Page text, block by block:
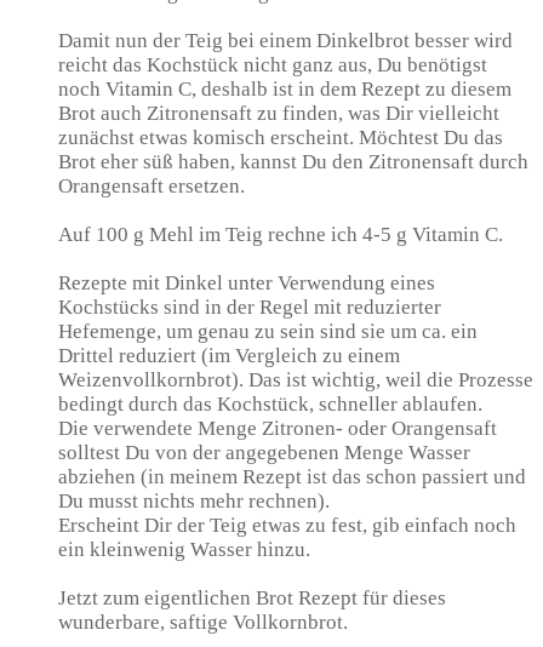
Damit nun der Teig bei einem Dinkelbrot besser wird
reicht das Kochstück nicht ganz aus, Du benötigst
noch Vitamin C, deshalb ist in dem Rezept zu diesem
Brot auch Zitronensaft zu finden, was Dir vielleicht
zunächst etwas komisch erscheint. Möchtest Du das
Brot eher süß haben, kannst Du den Zitronensaft durch
Orangensaft ersetzen.
Auf 100 g Mehl im Teig rechne ich 4-5 g Vitamin C.
Rezepte mit Dinkel unter Verwendung eines
Kochstücks sind in der Regel mit reduzierter
Hefemenge, um genau zu sein sind sie um ca. ein
Drittel reduziert (im Vergleich zu einem
Weizenvollkornbrot). Das ist wichtig, weil die Prozesse
bedingt durch das Kochstück, schneller ablaufen.
Die verwendete Menge Zitronen- oder Orangensaft
solltest Du von der angegebenen Menge Wasser
abziehen (in meinem Rezept ist das schon passiert und
Du musst nichts mehr rechnen).
Erscheint Dir der Teig etwas zu fest, gib einfach noch
ein kleinwenig Wasser hinzu.
Jetzt zum eigentlichen Brot Rezept für dieses
wunderbare, saftige Vollkornbrot.